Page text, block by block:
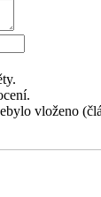
vloženo